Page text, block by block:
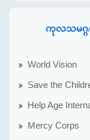
ကုလသမဂ္ဂ
World Vision
Save the
Help Age
Mercy Corps